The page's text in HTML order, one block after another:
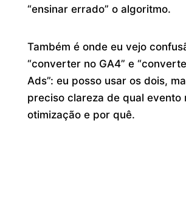
“ensinar errado” o algoritmo.
Também é onde eu vejo
“converter no GA4” e
Ads”: eu posso usar os dois,
preciso clareza de qual evento
otimização e por quê.